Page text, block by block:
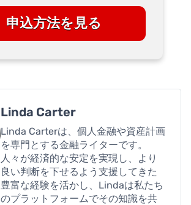
申込方法を見る
Linda Carter
Linda Carterは、個人金融や資産計画
を専門とする金融ライターです。
人々が経済的な安定を実現し、より
良い判断を下せるよう支援してきた
豊富な経験を活かし、Lindaは私たち
のプラットフォームでその知識を共